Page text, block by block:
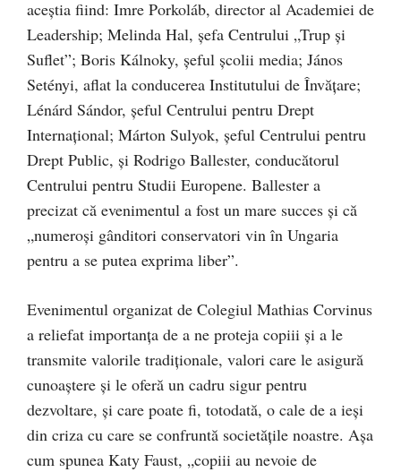
aceștia fiind: Imre Porkoláb, director al Academiei de
Leadership; Melinda Hal, șefa Centrului „Trup și
Suflet”; Boris Kálnoky, șeful școlii media; János
Setényi, aflat la conducerea Institutului de Învățare;
Lénárd Sándor, șeful Centrului pentru Drept
Internațional; Márton Sulyok, șeful Centrului pentru
Drept Public, și Rodrigo Ballester, conducătorul
Centrului pentru Studii Europene. Ballester a
precizat că evenimentul a fost un mare succes și că
„numeroși gânditori conservatori vin în Ungaria
pentru a se putea exprima liber”.
Evenimentul organizat de Colegiul Mathias Corvinus
a reliefat importanța de a ne proteja copiii și a le
transmite valorile tradiționale, valori care le asigură
cunoaștere și le oferă un cadru sigur pentru
dezvoltare, și care poate fi, totodată, o cale de a ieși
din criza cu care se confruntă societățile noastre. Așa
cum spunea Katy Faust, „copiii au nevoie de